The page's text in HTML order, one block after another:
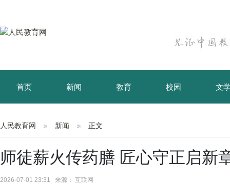
首页 新闻 教育 校园 文
育儿 资讯
人民教育网 新闻 正文
师徒薪火传药膳 匠心守正启新
2026-07-01 23:31 来源： 互联网